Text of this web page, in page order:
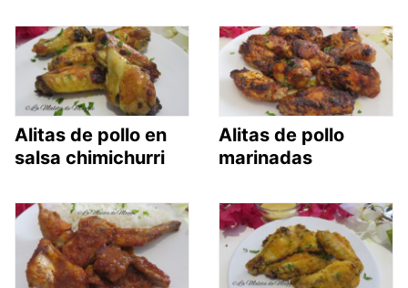
Alitas de pollo en
salsa chimichurri
Alitas de pollo
marinadas